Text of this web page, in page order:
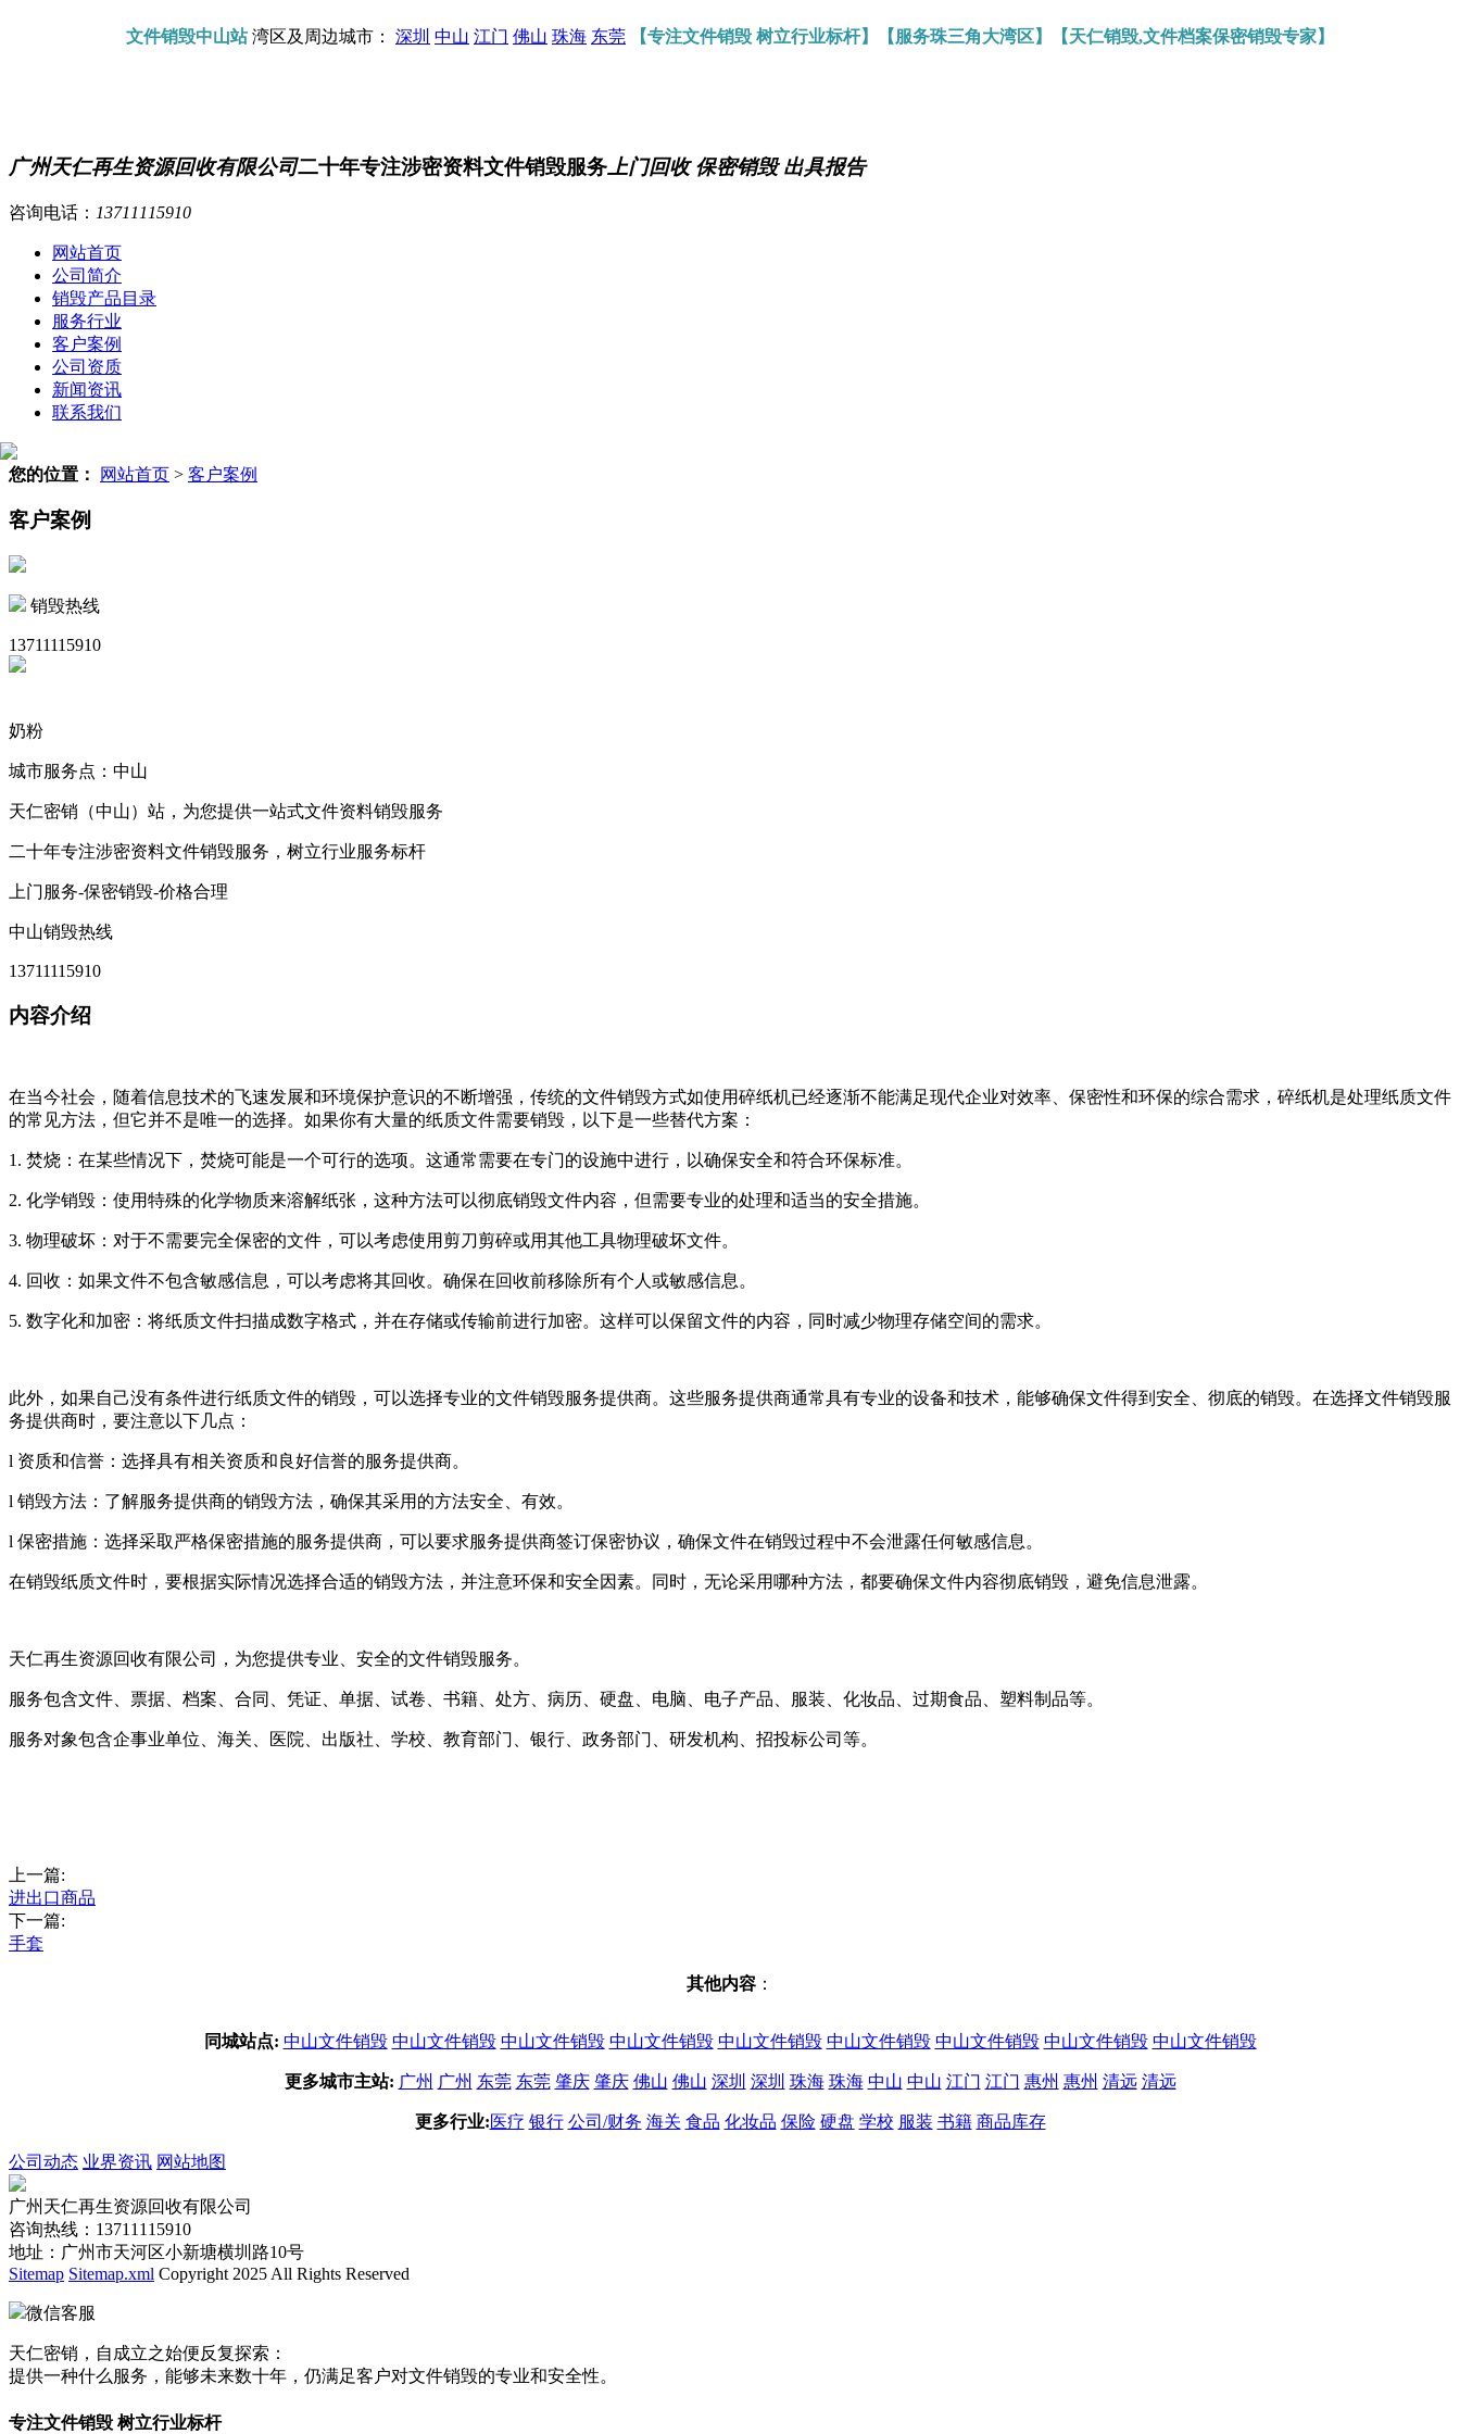
文件销毁中山站湾区及周边城市： 深圳 中山 江门 佛山 珠海 东莞 【专注文件销毁 树立行业标杆】【服务珠三角大湾区】【天仁销毁,文件档案保密销毁专家】
广州天仁再生资源回收有限公司二十年专注涉密资料文件销毁服务 上门回收 保密销毁 出具报告
咨询电话： 13711115910
网站首页
公司简介
销毁产品目录
服务行业
客户案例
公司资质
新闻资讯
联系我们
您的位置： 网站首页 > 客户案例
客户案例
销毁热线
13711115910
奶粉
城市服务点：中山
天仁密销（中山）站，为您提供一站式文件资料销毁服务
二十年专注涉密资料文件销毁服务，树立行业服务标杆
上门服务-保密销毁-价格合理
中山销毁热线
13711115910
内容介绍
在当今社会，随着信息技术的飞速发展和环境保护意识的不断增强，传统的文件销毁方式如使用碎纸机已经逐渐不能满足现代企业对效率、保密性和环保的综合需求，碎纸机是处理纸质文件
的常见方法，但它并不是唯一的选择。如果你有大量的纸质文件需要销毁，以下是一些替代方案：
1. 焚烧：在某些情况下，焚烧可能是一个可行的选项。这通常需要在专门的设施中进行，以确保安全和符合环保标准。
2. 化学销毁：使用特殊的化学物质来溶解纸张，这种方法可以彻底销毁文件内容，但需要专业的处理和适当的安全措施。
3. 物理破坏：对于不需要完全保密的文件，可以考虑使用剪刀剪碎或用其他工具物理破坏文件。
4. 回收：如果文件不包含敏感信息，可以考虑将其回收。确保在回收前移除所有个人或敏感信息。
5. 数字化和加密：将纸质文件扫描成数字格式，并在存储或传输前进行加密。这样可以保留文件的内容，同时减少物理存储空间的需求。
此外，如果自己没有条件进行纸质文件的销毁，可以选择专业的文件销毁服务提供商。这些服务提供商通常具有专业的设备和技术，能够确保文件得到安全、彻底的销毁。在选择文件销毁服
务提供商时，要注意以下几点：
l 资质和信誉：选择具有相关资质和良好信誉的服务提供商。
l 销毁方法：了解服务提供商的销毁方法，确保其采用的方法安全、有效。
l 保密措施：选择采取严格保密措施的服务提供商，可以要求服务提供商签订保密协议，确保文件在销毁过程中不会泄露任何敏感信息。
在销毁纸质文件时，要根据实际情况选择合适的销毁方法，并注意环保和安全因素。同时，无论采用哪种方法，都要确保文件内容彻底销毁，避免信息泄露。
天仁再生资源回收有限公司，为您提供专业、安全的文件销毁服务。
服务包含文件、票据、档案、合同、凭证、单据、试卷、书籍、处方、病历、硬盘、电脑、电子产品、服装、化妆品、过期食品、塑料制品等。
服务对象包含企事业单位、海关、医院、出版社、学校、教育部门、银行、政务部门、研发机构、招投标公司等。
上一篇:
进出口商品
下一篇:
手套
其他内容 ：
同城站点: 中山文件销毁 中山文件销毁 中山文件销毁 中山文件销毁 中山文件销毁 中山文件销毁 中山文件销毁 中山文件销毁 中山文件销毁
更多城市主站: 广州 广州 东莞 东莞 肇庆 肇庆 佛山 佛山 深圳 深圳 珠海 珠海 中山 中山 江门 江门 惠州 惠州 清远 清远
更多行业: 医疗 银行 公司/财务 海关 食品 化妆品 保险 硬盘 学校 服装 书籍 商品库存
公司动态 业界资讯 网站地图
广州天仁再生资源回收有限公司
咨询热线：13711115910
地址：广州市天河区小新塘横圳路10号
Sitemap Sitemap.xml Copyright 2025 All Rights Reserved
微信客服
天仁密销，自成立之始便反复探索：
提供一种什么服务，能够未来数十年，仍满足客户对文件销毁的专业和安全性。
专注文件销毁 树立行业标杆